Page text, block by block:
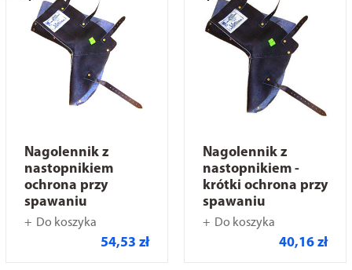
Nagolennik z
nastopnikiem
ochrona przy
spawaniu
Do koszyka
54,53 zł
Nagolennik z
nastopnikiem -
krótki ochrona przy
spawaniu
Do koszyka
40,16 zł